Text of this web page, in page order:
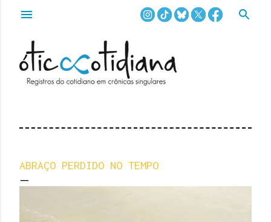
Pular para o conteúdo principal
ABRAÇO PERDIDO NO TEMPO